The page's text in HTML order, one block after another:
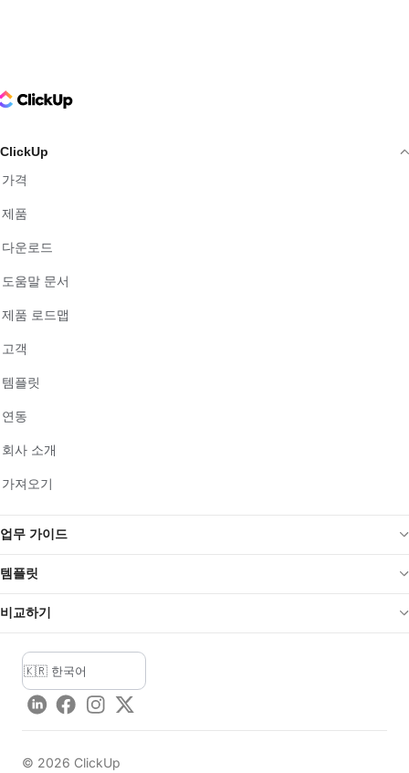
Logo
ClickUp
가격
제품
다운로드
도움말 문서
제품 로드맵
고객
템플릿
연동
회사 소개
가져오기
업무 가이드
템플릿
비교하기
LinkedInFacebook
Instagram
Twitter
© 2026 ClickUp